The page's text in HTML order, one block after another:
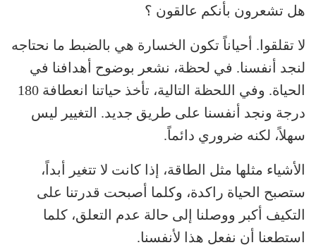
هل تشعرون بأنكم عالقون ؟
لا تقلقوا. أحياناً تكون الخسارة هي بالضبط ما نحتاجه
لنجد أنفسنا. في لحظة، نشعر بوضوح أهدافنا في
الحياة. وفي اللحظة التالية، تأخذ حياتنا انعطافة 180
درجة ونجد أنفسنا على طريق جديد. التغيير ليس
سهلاً، لكنه ضروري دائماً.
الأشياء مثلها مثل الطاقة، إذا كانت لا تتغير أبداً،
ستصبح الحياة راكدة، وكلما أصبحت قدرتنا على
التكيف أكبر ووصلنا إلى حالة عدم التعلق، كلما
استطعنا أن نفعل هذا لأنفسنا.